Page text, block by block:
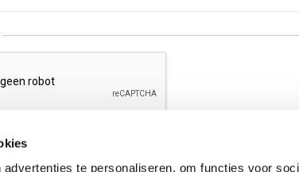
te personaliseren, om functies voor